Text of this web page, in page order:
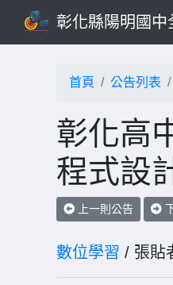
彰化縣陽明國中
首頁 公告列表
彰化高
程式設
上一則公告
數位學習 / 張貼